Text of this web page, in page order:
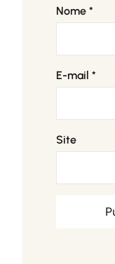
Nome *
E-mail *
Site